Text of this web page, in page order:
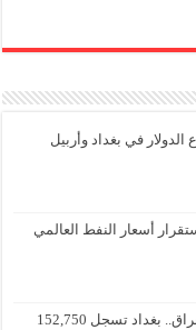
في بغداد وأربيل
أسعار النفط العالمي
استقرار أسعار الدولار في العراق.. بغداد تسجل 152,750